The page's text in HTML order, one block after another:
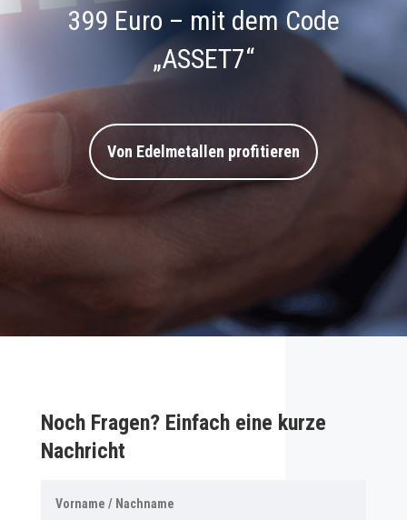
399 Euro – mit dem Code
„ASSET7“
Von Edelmetallen profitieren
Noch Fragen? Einfach eine kurze
Nachricht